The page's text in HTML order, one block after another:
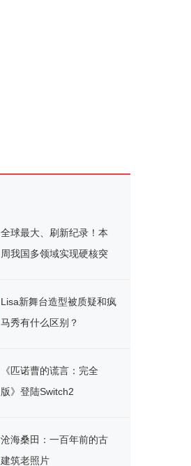
全球最大、刷新纪录！本
周我国多领域实现硬核突
Lisa新舞台造型被质疑和疯
马秀有什么区别？
《匹诺曹的谎言：完全
版》登陆Switch2
沧海桑田：一百年前的古
建筑老照片